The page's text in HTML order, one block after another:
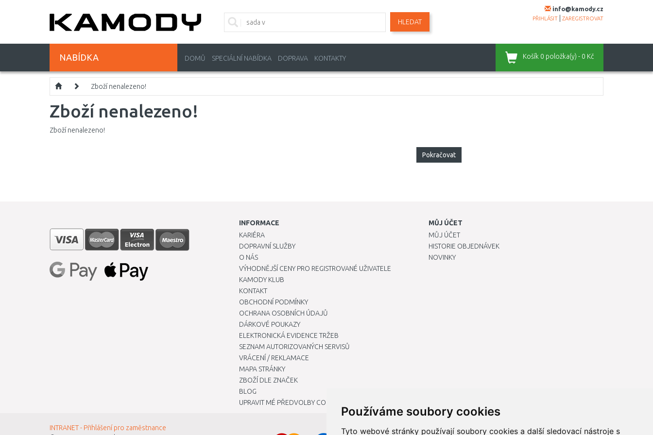
Používáme soubory cookies
Tyto webové stránky používají soubory cookies a další sledovací nástroje s
info@kamody.cz
PŘIHLÁSIT ZAREGISTROVAT
HLEDAT
NABÍDKA DOMŮ SPECIÁLNÍ NABÍDKA DOPRAVA KONTAKTY Košík 0 položka(y) - 0 Kč
Zboží nenalezeno!
Zboží nenalezeno!
Zboží nenalezeno!
Pokračovat
INFORMACE
KARIÉRA
DOPRAVNÍ SLUŽBY
O NÁS
VÝHODNĚJŠÍ CENY PRO REGISTROVANÉ UŽIVATELE
KAMODY KLUB
KONTAKT
OBCHODNÍ PODMÍNKY
OCHRANA OSOBNÍCH ÚDAJŮ
DÁRKOVÉ POUKAZY
ELEKTRONICKÁ EVIDENCE TRŽEB
SEZNAM AUTORIZOVANÝCH SERVISŮ
VRÁCENÍ / REKLAMACE
MAPA STRÁNKY
ZBOŽÍ DLE ZNAČEK
BLOG
UPRAVIT MÉ PŘEDVOLBY COOKIES
MŮJ ÚČET
MŮJ ÚČET
HISTORIE OBJEDNÁVEK
NOVINKY
INTRANET - Přihlášení pro zaměstnance